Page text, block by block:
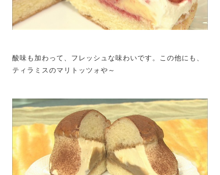
酸味も加わって、フレッシュな味わいです。この他にも、
ティラミスのマリトッツォや～